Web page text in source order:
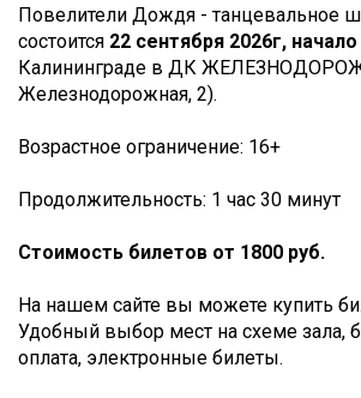
Повелители Дождя - танцевальное
состоится 22 сентября 2026г,
Калининграде в ДК
Железнодорожная, 2).
Возрастное ограничение: 16+
Продолжительность: 1 час 30 минут
Стоимость билетов от 1800 руб.
На нашем сайте вы можете купить
Удобный выбор мест на схеме зала,
оплата, электронные билеты.